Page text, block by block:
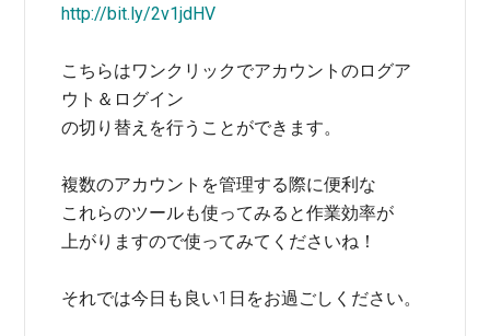
http://bit.ly/2v1jdHV
こちらはワンクリックでアカウントのログア
ウト＆ログイン
の切り替えを行うことができます。
複数のアカウントを管理する際に便利な
これらのツールも使ってみると作業効率が
上がりますので使ってみてくださいね！
それでは今日も良い1日をお過ごしください。